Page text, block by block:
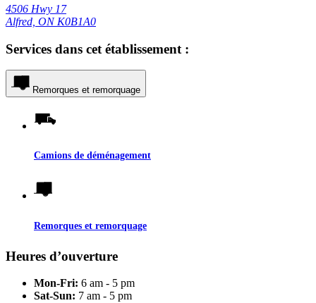
4506 Hwy 17
Alfred, ON K0B1A0
Services dans cet établissement :
Remorques et remorquage
Camions de déménagement
Remorques et remorquage
Heures d’ouverture
Mon-Fri: 6 am - 5 pm
Sat-Sun: 7 am - 5 pm